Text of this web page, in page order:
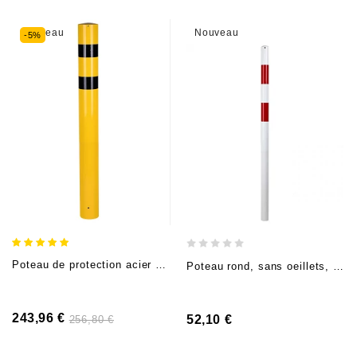
Nouveau
-5%
Poteau de protection acier Jaune/Noir (H 160cm, Ø15,9cm), à sceller
243,96 € 256,80 €
Nouveau
52,10 €